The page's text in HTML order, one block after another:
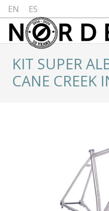
EN ES
KIT SUPER
CANE CREEK